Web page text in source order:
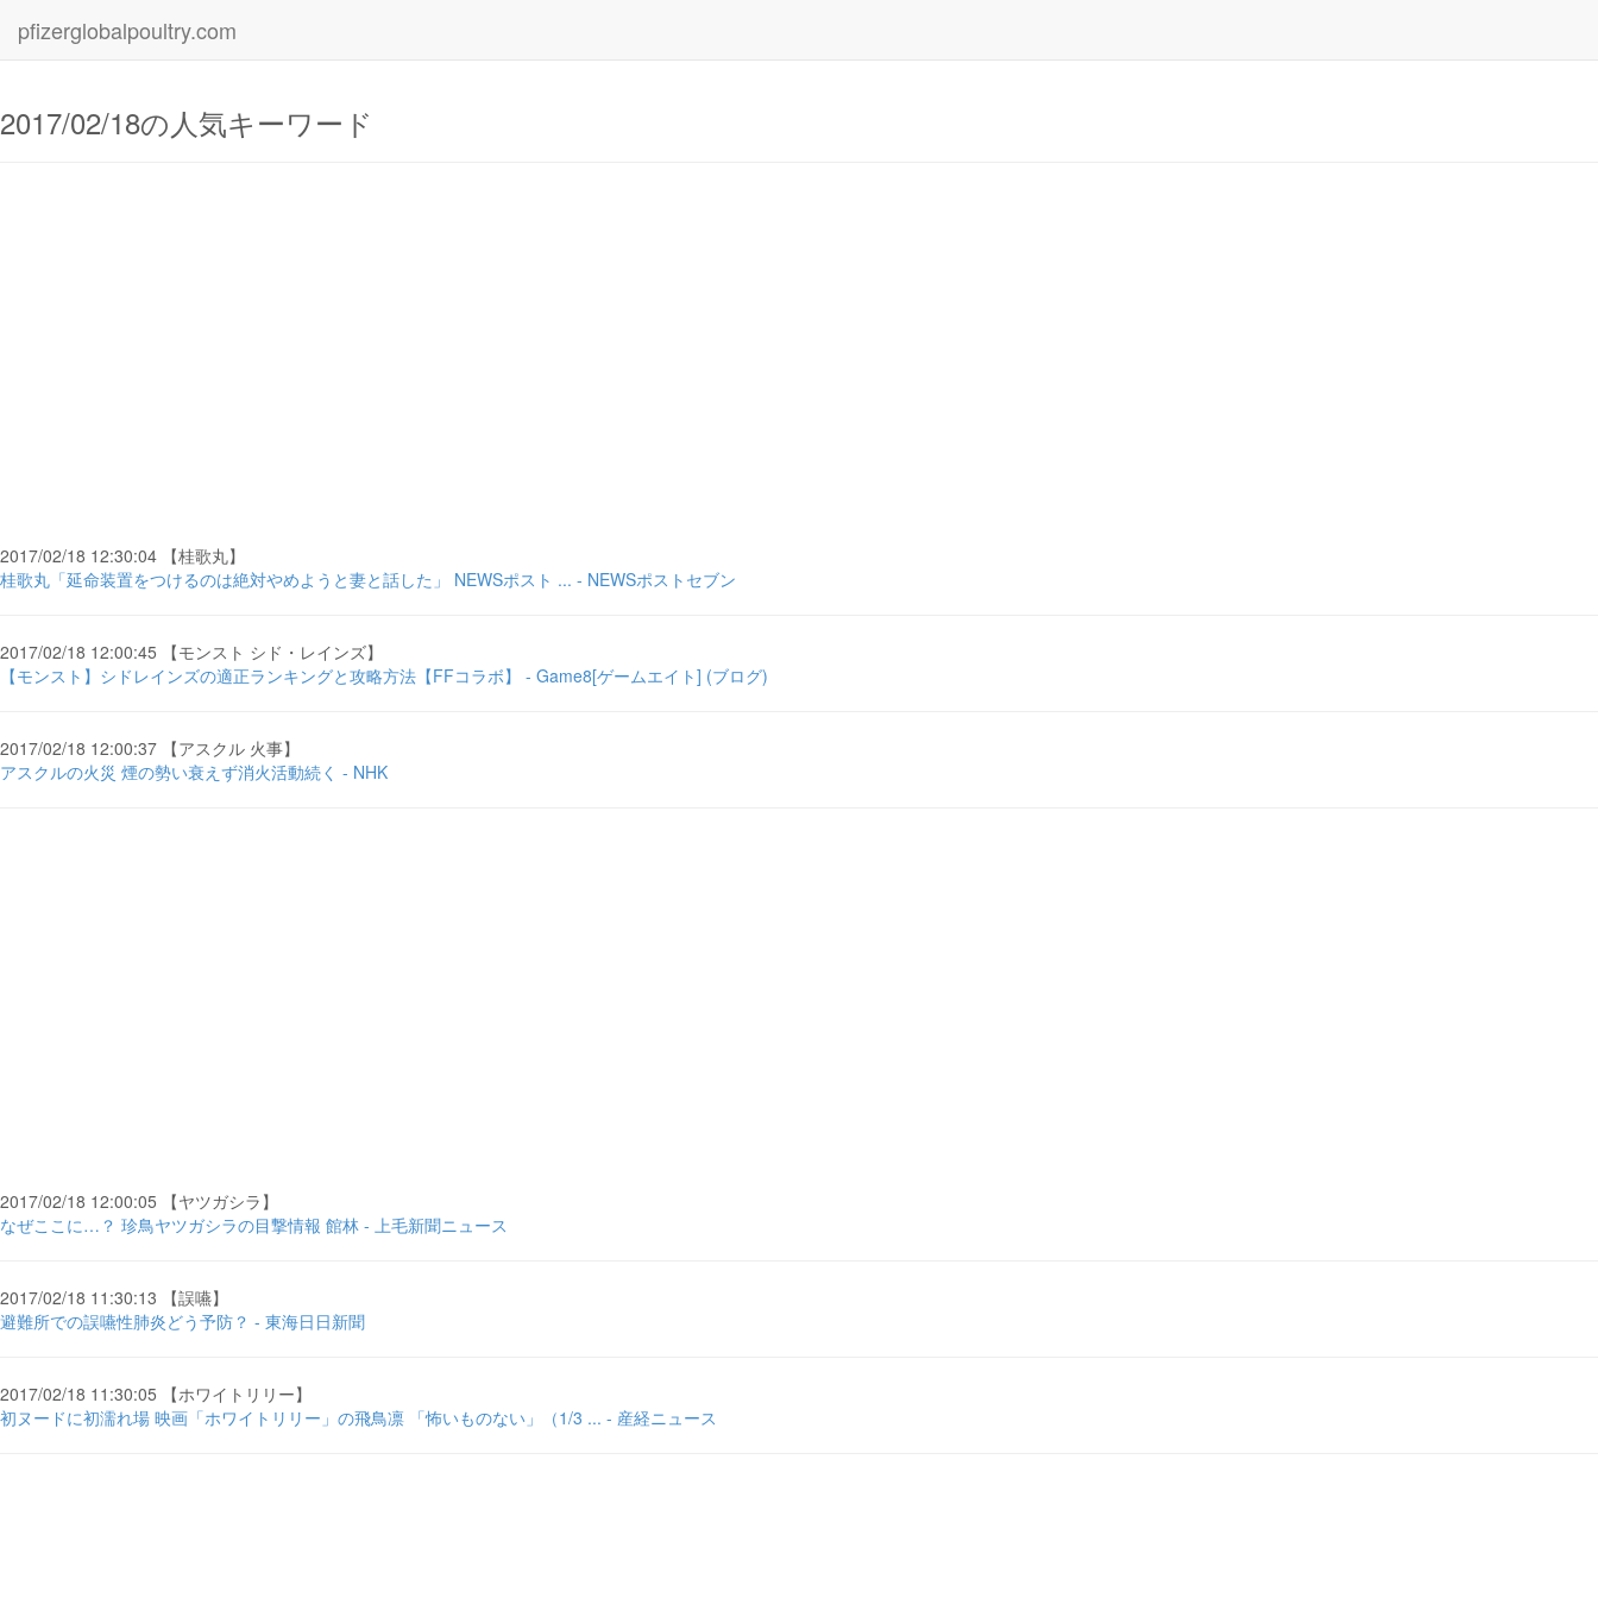
pfizerglobalpoultry.com
2017/02/18の人気キーワード
2017/02/18 12:30:04 【桂歌丸】
桂歌丸「延命装置をつけるのは絶対やめようと妻と話した」 NEWSポスト ... - NEWSポストセブン
2017/02/18 12:00:45 【モンスト シド・レインズ】
【モンスト】シドレインズの適正ランキングと攻略方法【FFコラボ】 - Game8[ゲームエイト] (ブログ)
2017/02/18 12:00:37 【アスクル 火事】
アスクルの火災 煙の勢い衰えず消火活動続く - NHK
2017/02/18 12:00:05 【ヤツガシラ】
なぜここに…？ 珍鳥ヤツガシラの目撃情報 館林 - 上毛新聞ニュース
2017/02/18 11:30:13 【誤嚥】
避難所での誤嚥性肺炎どう予防？ - 東海日日新聞
2017/02/18 11:30:05 【ホワイトリリー】
初ヌードに初濡れ場 映画「ホワイトリリー」の飛鳥凛 「怖いものない」（1/3 ... - 産経ニュース